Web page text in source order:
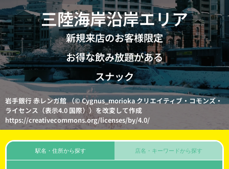
三陸海岸沿岸エリア
新規来店のお客様限定
お得な飲み放題がある
スナック
岩手銀行 赤レンガ館 （© Cygnus_morioka クリエイティブ・コモンズ・
ライセンス（表示4.0 国際））を改変して作成
https://creativecommons.org/licenses/by/4.0/
駅名・住所から探す 店名・キーワードから探す